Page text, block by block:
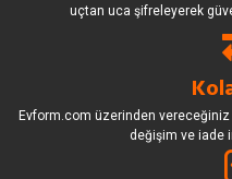
uçtan uca şifreleyerek
Evform.com üzerinden
değişim ve iade